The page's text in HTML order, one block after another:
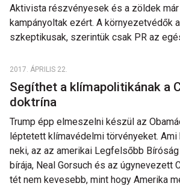
Aktivista részvényesek és a zöldek
kampányoltak ezért. A környezetvédők
szkeptikusak, szerintük csak PR az
2017. ÁPRILIS 22.
Segíthet a klímapolitikának a
doktrína
Trump épp elmeszelni készül az
léptetett klímavédelmi törvényeket.
neki, az az amerikai Legfelsőbb
bírája, Neal Gorsuch és az úgynevezett
tét nem kevesebb, mint hogy Amerika